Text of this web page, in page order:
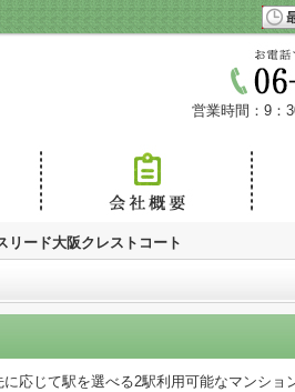
営業時間：9：
リード大阪クレストコート
応じて駅を選べる2駅利用可能なマンショ